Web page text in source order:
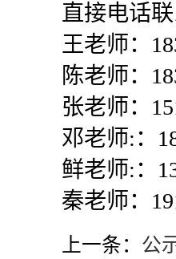
直接电话
王老师：
陈老师：
张老师：
邓老师:：
鲜老师:：
秦老师：
上一条： 公